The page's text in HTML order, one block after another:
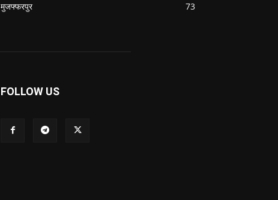
मुजफ्फरपुर
73
FOLLOW US